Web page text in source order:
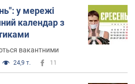
у мережі
календар з
вакантними
24,9 т. 11